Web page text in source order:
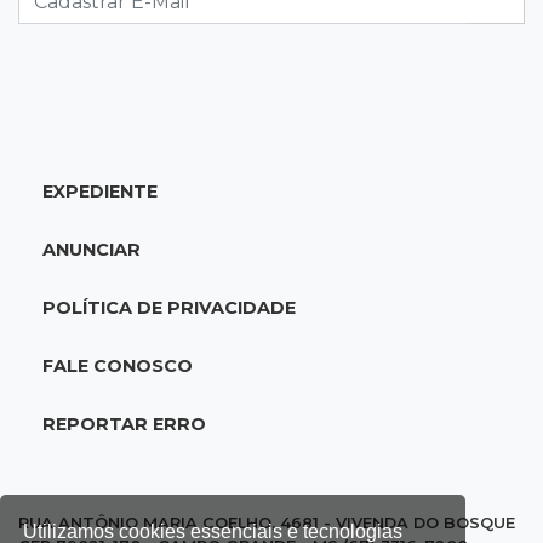
Utilizamos cookies essenciais e tecnologias
20:06Balcão de empregos
abertas em 114 funções
Em visita à Feira Central, Riedel volta a
futuro do jogo do bicho no País
EXPEDIENTE
ANUNCIAR
POLÍTICA DE PRIVACIDADE
FALE CONOSCO
REPORTAR ERRO
RUA ANTÔNIO MARIA COELHO, 4681 - VIVENDA DO BOSQUE